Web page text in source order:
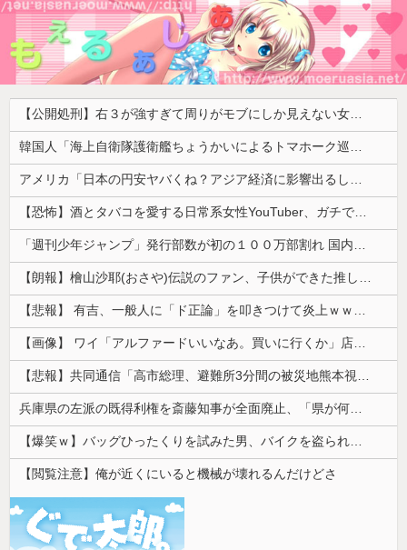
【公開処刑】右３が強すぎて周りがモブにしか見えない女子の集団ｗｗｗｗ 【Pickup05153411】
韓国人「海上自衛隊護衛艦ちょうかいによるトマホーク巡航ミサイルの実射試験に韓国人が衝撃！」→「着々と進む最新鋭の防衛装備‥」
アメリカ「日本の円安ヤバくね？アジア経済に影響出るし。」
【恐怖】酒とタバコを愛する日常系女性YouTuber、ガチで体が終わる・・・
「週刊少年ジャンプ」発行部数が初の１００万部割れ 国内の紙雑誌で「１００万部超」ゼロに
【朗報】檜山沙耶(おさや)伝説のファン、子供ができた推しへの正直な気持ちを語るwwwww
【悲報】 有吉、一般人に「ド正論」を叩きつけて炎上ｗｗｗｗｗｗｗｗ
【画像】 ワイ「アルファードいいなあ。買いに行くか」店員「ほいっ見積もりな！」ワイ「金額おかしくね？」←お前らもそう思うよな？？？？？
【悲報】共同通信「高市総理、避難所3分間の被災地熊本視察動画に批判！」 → 内閣報道官「避難所視察は51分間！大変な状況の中で、1時間近く受け入れていただき、感謝！」
兵庫県の左派の既得利権を斎藤知事が全面廃止、「県が何をするねん？」と存在意義そのものが不明で……
【爆笑ｗ】バッグひったくりを試みた男、バイクを盗られる！
【閲覧注意】俺が近くにいると機械が壊れるんだけどさ